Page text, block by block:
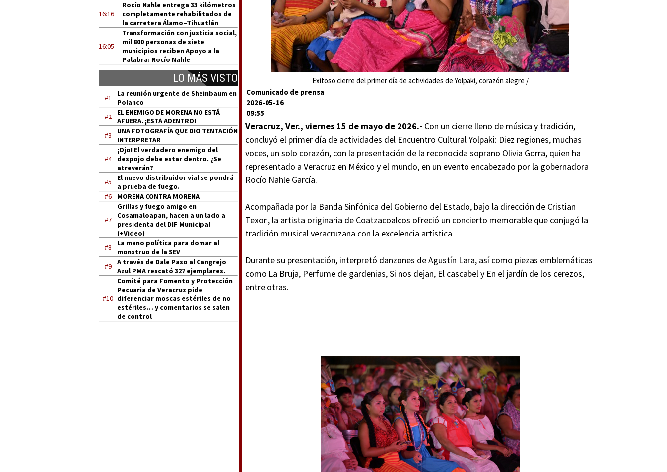
16:16
Rocío Nahle entrega 33 kilómetros
completamente rehabilitados de
la carretera Álamo–Tihuatlán
16:05
Transformación con justicia social,
mil 800 personas de siete
municipios reciben Apoyo a la
Palabra: Rocío Nahle
LO MÁS VISTO
#1
La reunión urgente de Sheinbaum en
Polanco
#2
EL ENEMIGO DE MORENA NO ESTÁ
AFUERA. ¡ESTÁ ADENTRO!
#3
UNA FOTOGRAFÍA QUE DIO TENTACIÓN
INTERPRETAR
#4
¡Ojo! El verdadero enemigo del
despojo debe estar dentro. ¿Se
atreverán?
#5
El nuevo distribuidor vial se pondrá
a prueba de fuego.
#6
MORENA CONTRA MORENA
#7
Grillas y fuego amigo en
Cosamaloapan, hacen a un lado a
presidenta del DIF Municipal
(+Video)
#8
La mano política para domar al
monstruo de la SEV
#9
A través de Dale Paso al Cangrejo
Azul PMA rescató 327 ejemplares.
#10
Comité para Fomento y Protección
Pecuaria de Veracruz pide
diferenciar moscas estériles de no
estériles… y comentarios se salen
de control
Exitoso cierre del primer día de actividades de Yolpaki, corazón alegre /
Comunicado de prensa
2026-05-16
09:55
Veracruz, Ver., viernes 15 de mayo de 2026.- Con un cierre lleno de música y tradición,
concluyó el primer día de actividades del Encuentro Cultural Yolpaki: Diez regiones, muchas
voces, un solo corazón, con la presentación de la reconocida soprano Olivia Gorra, quien ha
representado a Veracruz en México y el mundo, en un evento encabezado por la gobernadora
Rocío Nahle García.
Acompañada por la Banda Sinfónica del Gobierno del Estado, bajo la dirección de Cristian
Texon, la artista originaria de Coatzacoalcos ofreció un concierto memorable que conjugó la
tradición musical veracruzana con la excelencia artística.
Durante su presentación, interpretó danzones de Agustín Lara, así como piezas emblemáticas
como La Bruja, Perfume de gardenias, Si nos dejan, El cascabel y En el jardín de los cerezos,
entre otras.